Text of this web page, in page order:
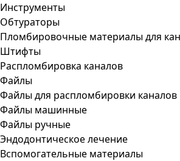
Инструменты
Обтураторы
Пломбировочные материалы для
Штифты
Распломбировка каналов
Файлы
Файлы для распломбировки каналов
Файлы машинные
Файлы ручные
Эндодонтическое лечение
Вспомогательные материалы